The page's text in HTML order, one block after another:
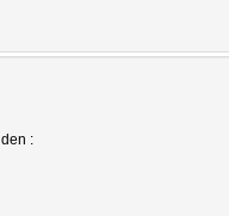
: